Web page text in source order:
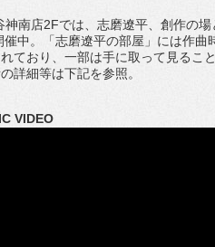
南店2Fでは、志磨遼平、創作の場
中。「志磨遼平の部屋」には作
ており、一部は手に取って見るこ
詳細等は下記を参照。
VIDEO